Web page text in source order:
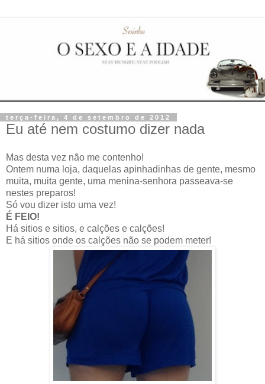
terça-feira, 4 de setembro de 2012
Eu até nem costumo dizer nada
Mas desta vez não me contenho!
Ontem numa loja, daquelas apinhadinhas de gente, mesmo
muita, muita gente, uma menina-senhora passeava-se
nestes preparos!
Só vou dizer isto uma vez!
É FEIO!
Há sitios e sitios, e calções e calções!
E há sitios onde os calções não se podem meter!